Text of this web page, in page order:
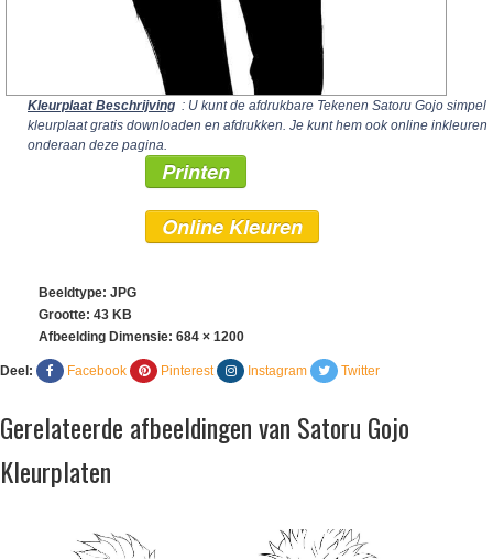
Kleurplaat Beschrijving : U kunt de afdrukbare Tekenen Satoru Gojo simpel
kleurplaat gratis downloaden en afdrukken. Je kunt hem ook online inkleuren
onderaan deze pagina.
Printen
Online Kleuren
Beeldtype: JPG
Grootte: 43 KB
Afbeelding Dimensie: 684 × 1200
Deel: Facebook Pinterest Instagram Twitter
Gerelateerde afbeeldingen van Satoru Gojo
Kleurplaten